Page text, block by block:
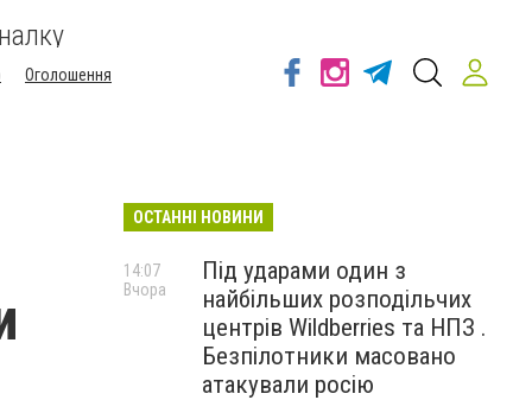
Оголошення
ОСТАННІ НОВИНИ
Під ударами один з
найбільших розподільчих
центрів Wildberries та НПЗ .
Безпілотники масовано
атакували росію
14:07
Вчора